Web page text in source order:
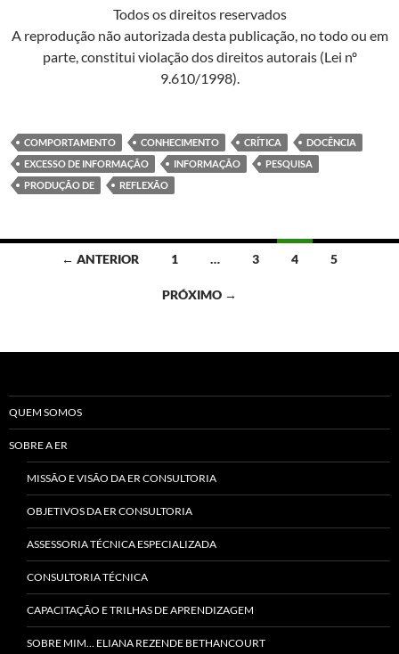
Todos os direitos reservados
A reprodução não autorizada desta publicação, no todo ou em
parte, constitui violação dos direitos autorais (Lei nº
9.610/1998).
COMPORTAMENTO CONHECIMENTO CRÍTICA
DOCÊNCIA
EXCESSO DE INFORMAÇÃO
INFORMAÇÃO
PESQUISA
PRODUÇÃO DE
REFLEXÃO
Navegação
← ANTERIOR 1 … 3 4 5
PRÓXIMO →
QUEM SOMOS
SOBRE A ER
MISSÃO E VISÃO DA ER CONSULTORIA
OBJETIVOS DA ER CONSULTORIA
ASSESSORIA TÉCNICA ESPECIALIZADA
CONSULTORIA TÉCNICA
CAPACITAÇÃO E TRILHAS DE APRENDIZAGEM
SOBRE MIM… ELIANA REZENDE BETHANCOURT